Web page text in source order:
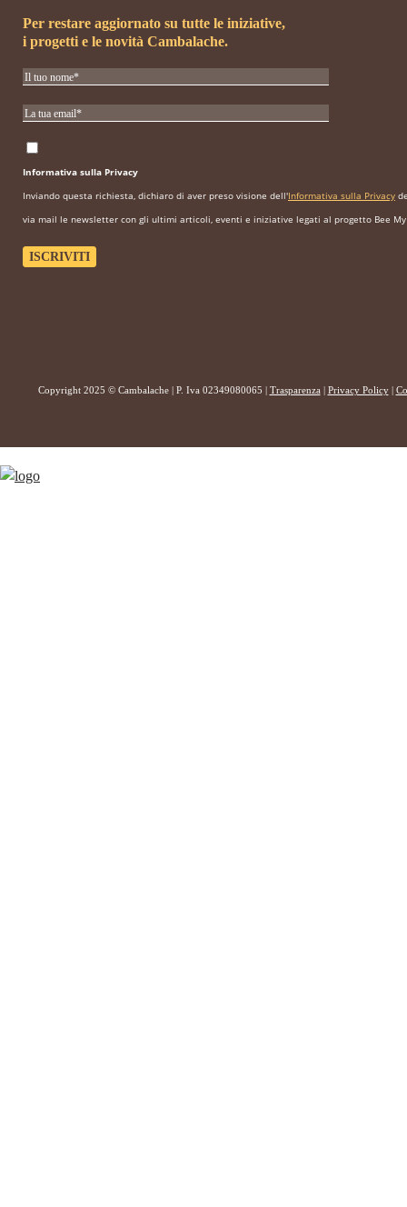
Per restare aggiornato su tutte le iniziative,
i progetti e le novità Cambalache.
Informativa sulla Privacy
Inviando questa richiesta, dichiaro di aver preso visione dell'Informativa sulla Privacy
via mail le newsletter con gli ultimi articoli, eventi e iniziative legati al progetto Bee My
Copyright 2025 © Cambalache | P. Iva 02349080065 | Trasparenza | Privacy Policy|